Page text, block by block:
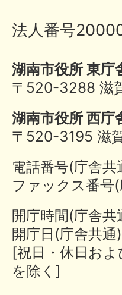
法人番号
湖南市役所 東庁
〒520-3288 滋
湖南市役所 西庁
〒520-3195 滋
電話番号(庁舎
ファックス番
開庁時間(庁舎
開庁日(庁舎共
[祝日・休日お
を除く]